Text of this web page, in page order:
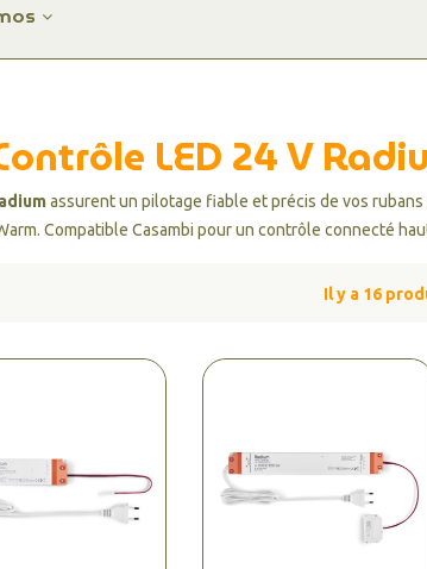
LED 24 V
assurent un pilotage fiable et précis de vos rubans
Compatible Casambi pour un contrôle connecté
Il y a 16